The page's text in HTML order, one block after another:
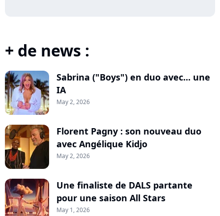
+ de news :
Sabrina ("Boys") en duo avec... une
IA
May 2, 2026
Florent Pagny : son nouveau duo
avec Angélique Kidjo
May 2, 2026
Une finaliste de DALS partante
pour une saison All Stars
May 1, 2026